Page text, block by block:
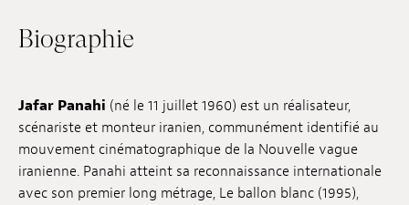
FR EN DE
Emplois
Soumissions
Archives
Biographie
Jafar Panahi (né le 11 juillet 1960) est un réalisateur,
scénariste et monteur iranien, communément identifié au
mouvement cinématographique de la Nouvelle vague
iranienne. Panahi atteint sa reconnaissance internationale
avec son premier long métrage, Le ballon blanc (1995),